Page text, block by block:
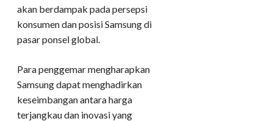
akan berdampak pada persepsi
konsumen dan posisi Samsung di
pasar ponsel global.
Para penggemar mengharapkan
Samsung dapat menghadirkan
keseimbangan antara harga
terjangkau dan inovasi yang